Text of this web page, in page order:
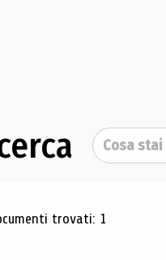
Cerca
di
trovati: 1